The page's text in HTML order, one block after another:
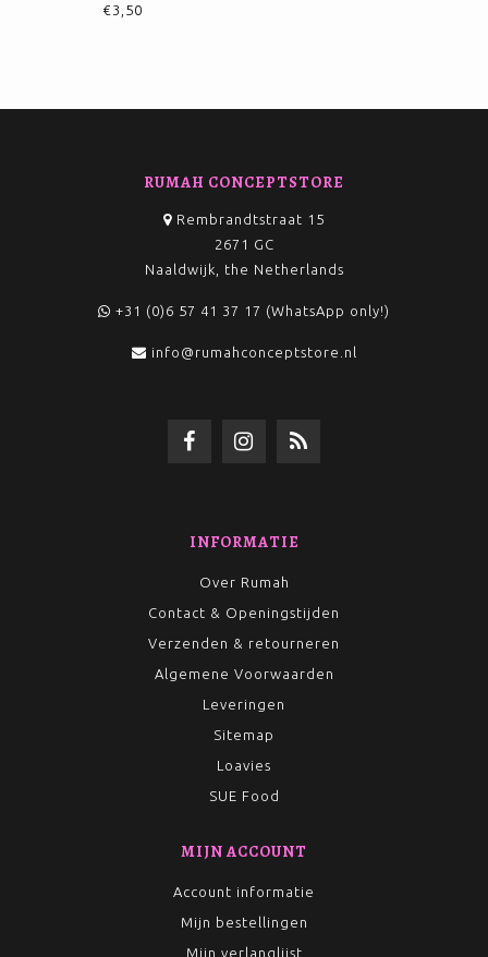
€3,50
RUMAH CONCEPTSTORE
Rembrandtstraat 15
2671 GC
Naaldwijk, the Netherlands
+31 (0)6 57 41 37 17 (WhatsApp only!)
info@rumahconceptstore.nl
INFORMATIE
Over Rumah
Contact & Openingstijden
Verzenden & retourneren
Algemene Voorwaarden
Leveringen
Sitemap
Loavies
SUE Food
MIJN ACCOUNT
Account informatie
Mijn bestellingen
Mijn verlanglijst